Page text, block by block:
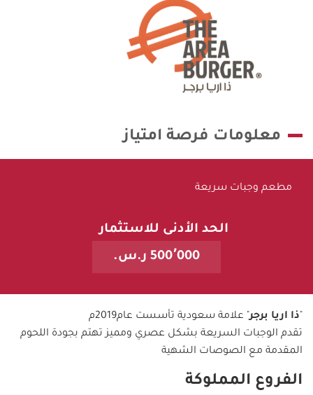
معلومات فرصة امتياز
مطعم وجبات سريعة
الحد الأدنى للاستثمار
500٬000 ر.س.
ذا اريا برجر" علامة سعودية تأسست عام2019م
تقدم الوجبات السريعة بشكل عصري ومميز تهتم بجودة اللحوم
المقدمة مع الصوصات الشهية
الفروع المملوكة